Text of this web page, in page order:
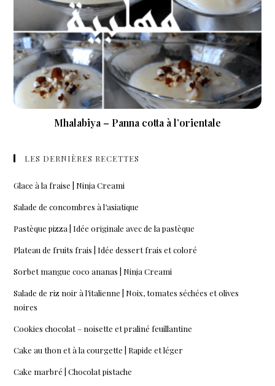
Mhalabiya – Panna cotta à l’orientale
LES DERNIÈRES RECETTES
Glace à la fraise | Ninja Creami
Salade de concombres à l’asiatique
Pastèque pizza | Idée originale avec de la pastèque
Plateau de fruits frais | Idée dessert frais et coloré
Sorbet mangue coco ananas | Ninja Creami
Salade de riz noir à l’italienne | Noix, tomates séchées et olives
noires
Cookies chocolat – noisette et praliné feuillantine
Cake au thon et à la courgette | Rapide et léger
Cake marbré | Chocolat pistache